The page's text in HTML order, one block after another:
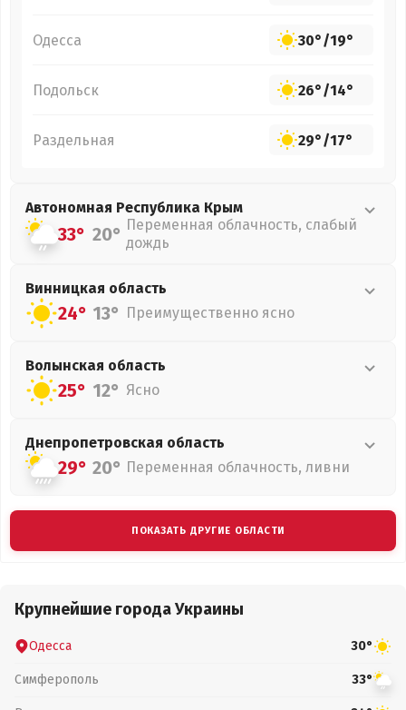
Одесса 30°/19°
Подольск 26°/14°
Раздельная 29°/17°
Автономная Республика Крым
33° 20° Переменная облачность, слабый
дождь
Винницкая область
24° 13° Преимущественно ясно
Волынская область
25° 12° Ясно
Днепропетровская область
29° 20° Переменная облачность, ливни
ПОКАЗАТЬ ДРУГИЕ ОБЛАСТИ
Крупнейшие города Украины
Одесса 30°
Симферополь 33°